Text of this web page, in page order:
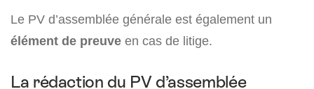
Le PV d’assemblée générale est également un
élément de preuve en cas de litige.
La rédaction du PV d’assemblée